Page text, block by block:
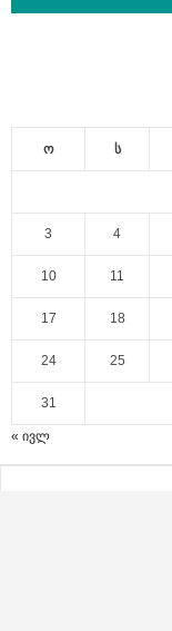
ო ს
3 4
10 11
17 18
24 25
31
« ივლ